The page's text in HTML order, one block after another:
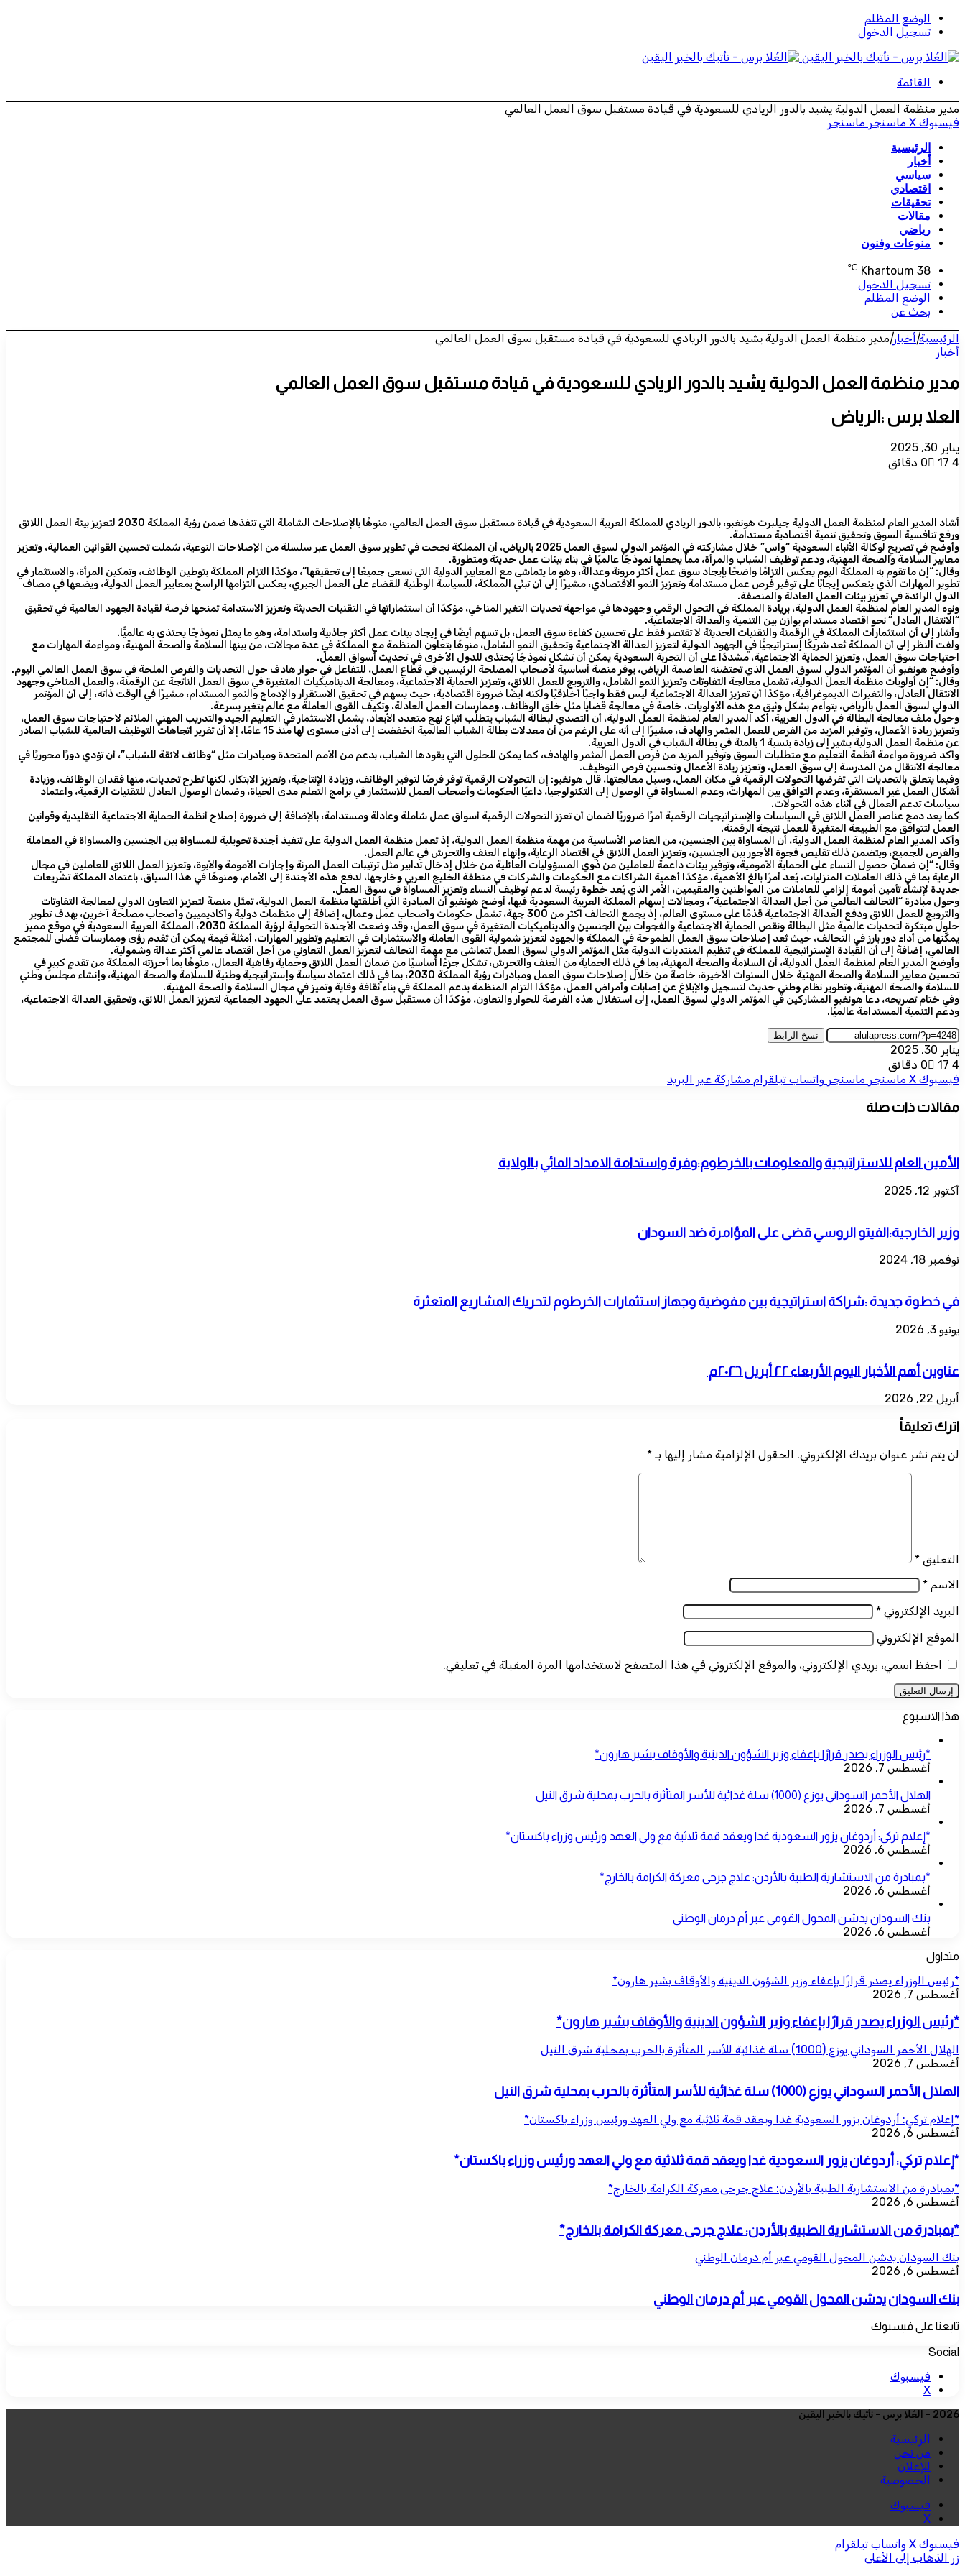
الوضع المظلم
تسجيل الدخول
القائمة
مدير منظمة العمل الدولية يشيد بالدور الريادي للسعودية في قيادة مستقبل سوق العمل العالمي
فيسبوك ‫X ماسنجر ماسنجر
الرئيسية
أخبار
سياسي
اقتصادي
تحقيقات
مقالات
رياضي
منوعات وفنون
Khartoum 38
℃
تسجيل الدخول
الوضع المظلم
بحث عن
الرئيسية|أخبار|مدير منظمة العمل الدولية يشيد بالدور الريادي للسعودية في قيادة مستقبل سوق العمل العالمي
أخبار
مدير منظمة العمل الدولية يشيد بالدور الريادي للسعودية في قيادة مستقبل سوق العمل العالمي
العلا برس :الرياض
يناير 30, 2025
0
17 4 دقائق
أشاد المدير العام لمنظمة العمل الدولية جيلبرت هونغبو، بالدور الريادي للمملكة العربية السعودية في قيادة مستقبل سوق العمل العالمي، منوهًا بالإصلاحات الشاملة التي تنفذها ضمن رؤية المملكة 2030 لتعزيز بيئة العمل اللائق
ورفع تنافسية السوق وتحقيق تنمية اقتصادية مستدامة.
وأوضح في تصريحٍ لوكالة الأنباء السعودية “واس” خلال مشاركته في المؤتمر الدولي لسوق العمل 2025 بالرياض، أن المملكة نجحت في تطوير سوق العمل عبر سلسلة من الإصلاحات النوعية، شملت تحسين القوانين العمالية، وتعزيز
معايير السلامة والصحة المهنية، ودعم توظيف الشباب والمرأة، مما يجعلها نموذجًا عالميًا في بناء بيئات عمل حديثة ومتطورة.
وقال: “إن ما تقوم به المملكة اليوم يعكس التزامًا واضحًا بإيجاد سوق عمل أكثر مرونة وعدالة، وهو ما يتماشى مع المعايير الدولية التي نسعى جميعًا إلى تحقيقها”، مؤكدًا التزام المملكة بتوطين الوظائف، وتمكين المرأة، والاستثمار في
تطوير المهارات الذي ينعكس إيجابًا على توفير فرص عمل مستدامة وتعزيز النمو الاقتصادي، مشيرًا إلى أن تبنّي المملكة، للسياسة الوطنية للقضاء على العمل الجبري، يعكس التزامها الراسخ بمعايير العمل الدولية، ويضعها في مصاف
الدول الرائدة في تعزيز بيئات العمل العادلة والمنصفة.
ونوه المدير العام لمنظمة العمل الدولية، بريادة المملكة في التحول الرقمي وجهودها في مواجهة تحديات التغير المناخي، مؤكدًا أن استثماراتها في التقنيات الحديثة وتعزيز الاستدامة تمنحها فرصة لقيادة الجهود العالمية في تحقيق
“الانتقال العادل” نحو اقتصاد مستدام يوازن بين التنمية والعدالة الاجتماعية.
وأشار إلى أن استثمارات المملكة في الرقمنة والتقنيات الحديثة لا تقتصر فقط على تحسين كفاءة سوق العمل، بل تسهم أيضًا في إيجاد بيئات عمل أكثر جاذبية واستدامة، وهو ما يمثل نموذجًا يحتذى به عالميًّا.
ولفت النظر إلى أن المملكة تُعد شريكًا إستراتيجيًّا في الجهود الدولية لتعزيز العدالة الاجتماعية وتحقيق النمو الشامل، منوهًا بتعاون المنظمة مع المملكة في عدة مجالات، من بينها السلامة والصحة المهنية، ومواءمة المهارات مع
احتياجات سوق العمل، وتعزيز الحماية الاجتماعية، مشددًا على أن التجربة السعودية يمكن أن تشكل نموذجًا يُحتذى للدول الأخرى في تحديث أسواق العمل.
وأوضح هونغبو أن المؤتمر الدولي لسوق العمل الذي تحتضنه العاصمة الرياض، يوفر منصة أساسية لأصحاب المصلحة الرئيسين في قطاع العمل، للتفاعل في حوار هادف حول التحديات والفرص الملحة في سوق العمل العالمي اليوم.
وقال: “إن أولويات منظمة العمل الدولية، تشمل معالجة التفاوتات وتعزيز النمو الشامل، والترويج للعمل اللائق، وتعزيز الحماية الاجتماعية، ومعالجة الديناميكيات المتغيرة في سوق العمل الناتجة عن الرقمنة، والعمل المناخي وجهود
الانتقال العادل، والتغيرات الديموغرافية، مؤكدًا أن تعزيز العدالة الاجتماعية ليس فقط واجبًا أخلاقيًا ولكنه أيضًا ضرورة اقتصادية، حيث يسهم في تحقيق الاستقرار والإدماج والنمو المستدام، مشيرًا في الوقت ذاته، إلى أن المؤتمر
الدولي لسوق العمل بالرياض، يتواءم بشكل وثيق مع هذه الأولويات، خاصة في معالجة قضايا مثل خلق الوظائف، وممارسات العمل العادلة، وتكيف القوى العاملة مع عالم يتغير بسرعة.
وحول ملف معالجة البطالة في الدول العربية، أكد المدير العام لمنظمة العمل الدولية، أن التصدي لبطالة الشباب يتطلّب اتباع نهج متعدد الأبعاد، يشمل الاستثمار في التعليم الجيد والتدريب المهني الملائم لاحتياجات سوق العمل،
وتعزيز ريادة الأعمال، وتوفير المزيد من الفرص للعمل المثمر والهادف، مشيرًا إلى أنه على الرغم من أن معدلات بطالة الشباب العالمية انخفضت إلى أدنى مستوى لها منذ 15 عامًا، إلا أن تقرير اتجاهات التوظيف العالمية للشباب الصادر
عن منظمة العمل الدولية يشير إلى زيادة بنسبة 1 بالمئة في بطالة الشباب في الدول العربية.
وأكد ضرورة مواءمة أنظمة التعليم مع متطلبات السوق وتوفير المزيد من فرص العمل المثمر والهادف، كما يمكن للحلول التي يقودها الشباب، بدعم من الأمم المتحدة ومبادرات مثل “وظائف لائقة للشباب”، أن تؤدي دورًا محوريًا في
معالجة الانتقال من المدرسة إلى سوق العمل، وتعزيز ريادة الأعمال وتحسين فرص التوظيف.
وفيما يتعلق بالتحديات التي تفرضها التحولات الرقمية في مكان العمل، وسبل معالجتها، قال هونغبو: إن التحولات الرقمية توفر فرصًا لتوفير الوظائف، وزيادة الإنتاجية، وتعزيز الابتكار، لكنها تطرح تحديات، منها فقدان الوظائف، وزيادة
أشكال العمل غير المستقرة، وعدم التوافق بين المهارات، وعدم المساواة في الوصول إلى التكنولوجيا، داعيًا الحكومات وأصحاب العمل للاستثمار في برامج التعلم مدى الحياة، وضمان الوصول العادل للتقنيات الرقمية، واعتماد
سياسات تدعم العمال في أثناء هذه التحولات.
كما يعد دمج عناصر العمل اللائق في السياسات والإستراتيجيات الرقمية أمرًا ضروريًا لضمان أن تعزز التحولات الرقمية أسواق عمل شاملة وعادلة ومستدامة، بالإضافة إلى ضرورة إصلاح أنظمة الحماية الاجتماعية التقليدية وقوانين
العمل لتتوافق مع الطبيعة المتغيرة للعمل نتيجة الرقمنة.
وأكد المدير العام لمنظمة العمل الدولية، أن المساواة بين الجنسين، من العناصر الأساسية من مهمة منظمة العمل الدولية، إذ تعمل منظمة العمل الدولية على تنفيذ أجندة تحويلية للمساواة بين الجنسين والمساواة في المعاملة
والفرص للجميع، ويتضمن ذلك تقليص فجوة الأجور بين الجنسين، وتعزيز العمل اللائق في اقتصاد الرعاية، وإنهاء العنف والتحرش في عالم العمل.
وقال: “إن ضمان حصول النساء على الحماية الأمومية، وتوفير بيئات داعمة للعاملين من ذوي المسؤوليات العائلية من خلال إدخال تدابير مثل ترتيبات العمل المرنة وإجازات الأمومة والأبوة، وتعزيز العمل اللائق للعاملين في مجال
الرعاية بما في ذلك العاملات المنزليات، يُعد أمرًا بالغ الأهمية، مؤكدًا أهمية الشراكات مع الحكومات والشركات في منطقة الخليج العربي وخارجها، لدفع هذه الأجندة إلى الأمام، ومنوهًا في هذا السياق، باعتماد المملكة تشريعات
جديدة لإنشاء تأمين أمومة إلزامي للعاملات من المواطنين والمقيمين، الأمر الذي يُعد خطوة رئيسة لدعم توظيف النساء وتعزيز المساواة في سوق العمل.
وحول مبادرة “التحالف العالمي من أجل العدالة الاجتماعية”، ومجالات إسهام المملكة العربية السعودية فيها، أوضح هونغبو أن المبادرة التي أطلقتها منظمة العمل الدولية، تمثّل منصةً لتعزيز التعاون الدولي لمعالجة التفاوتات
والترويج للعمل اللائق ودفع العدالة الاجتماعية قُدُمًا على مستوى العالم، إذ يجمع التحالف أكثر من 300 جهة، تشمل حكومات وأصحاب عمل وعمال، إضافة إلى منظمات دولية وأكاديميين وأصحاب مصلحة آخرين، بهدف تطوير
حلول مبتكرة لتحديات عالمية مثل البطالة ونقص الحماية الاجتماعية والفجوات بين الجنسين والديناميكيات المتغيرة في سوق العمل، وقد وضعت الأجندة التحولية لرؤية المملكة 2030، المملكة العربية السعودية في موقع مميز
يمكّنها من أداء دور بارز في التحالف، حيث تُعد إصلاحات سوق العمل الطموحة في المملكة والجهود لتعزيز شمولية القوى العاملة والاستثمارات في التعليم وتطوير المهارات، أمثلةً قيمة يمكن أن تُقدم رؤى وممارسات فضلى للمجتمع
العالمي، إضافةً إلى أن القيادة الإستراتيجية للمملكة في تنظيم المنتديات الدولية مثل المؤتمر الدولي لسوق العمل تتماشى مع مهمة التحالف لتعزيز العمل التعاوني من أجل اقتصاد عالمي أكثر عدالة وشمولية.
وأوضح المدير العام لمنظمة العمل الدولية، أن السلامة والصحة المهنية، بما في ذلك الحماية من العنف والتحرش، تشكل جزءًا أساسيًا من ضمان العمل اللائق وحماية رفاهية العمال، منوهًا بما أحرزته المملكة من تقدمٍ كبيرٍ في
تحسين معايير السلامة والصحة المهنية خلال السنوات الأخيرة، خاصةً من خلال إصلاحات سوق العمل ومبادرات رؤية المملكة 2030، بما في ذلك اعتماد سياسة وإستراتيجية وطنية للسلامة والصحة المهنية، وإنشاء مجلس وطني
للسلامة والصحة المهنية، وتطوير نظام وطني حديث لتسجيل والإبلاغ عن إصابات وأمراض العمل، مؤكدًا التزام المنظمة بدعم المملكة في بناء ثقافة وقاية وتميز في مجال السلامة والصحة المهنية.
وفي ختام تصريحه، دعا هونغبو المشاركين في المؤتمر الدولي لسوق العمل، إلى استغلال هذه الفرصة للحوار والتعاون، مؤكدًا أن مستقبل سوق العمل يعتمد على الجهود الجماعية لتعزيز العمل اللائق، وتحقيق العدالة الاجتماعية،
ودعم التنمية المستدامة عالميًا.
نسخ الرابط
يناير 30, 2025
0
17 4 دقائق
فيسبوك ‫X ماسنجر ماسنجر واتساب تيلقرام مشاركة عبر البريد
مقالات ذات صلة
الأمين العام للاستراتيجية والمعلومات بالخرطوم:وفرة واستدامة الامداد المائي بالولاية
أكتوبر 12, 2025
وزير الخارجية:الفيتو الروسي قضى على المؤامرة ضد السودان
نوفمبر 18, 2024
في خطوة جديدة :شراكة استراتيجية بين مفوضية وجهاز استثمارات الخرطوم لتحريك المشاريع المتعثرة
يونيو 3, 2026
عناوين أهم الأخبار اليوم الأربعاء ٢٢ أبريل ٢٠٢٦م ​
أبريل 22, 2026
اترك تعليقاً
لن يتم نشر عنوان بريدك الإلكتروني. الحقول الإلزامية مشار إليها بـ *
التعليق *
الاسم *
البريد الإلكتروني *
الموقع الإلكتروني
احفظ اسمي، بريدي الإلكتروني، والموقع الإلكتروني في هذا المتصفح لاستخدامها المرة المقبلة في تعليقي.
هذا الاسبوع
*رئيس الوزراء يصدر قرارًا بإعفاء وزير الشؤون الدينية والأوقاف بشير هارون*
أغسطس 7, 2026
الهلال الأحمر السوداني يوزع (1000) سلة غذائية للأسر المتأثرة بالحرب بمحلية شرق النيل
أغسطس 7, 2026
*إعلام تركي: أردوغان يزور السعودية غدا ويعقد قمة ثلاثية مع ولي العهد ورئيس وزراء باكستان*
أغسطس 6, 2026
*بمبادرة من الاستشارية الطبية بالأردن: علاج جرحى معركة الكرامة بالخارج*
أغسطس 6, 2026
بنك السودان يدشن المحول القومي عبر أم درمان الوطني
أغسطس 6, 2026
متداول
*رئيس الوزراء يصدر قرارًا بإعفاء وزير الشؤون الدينية والأوقاف بشير هارون*
أغسطس 7, 2026
*رئيس الوزراء يصدر قرارًا بإعفاء وزير الشؤون الدينية والأوقاف بشير هارون*
الهلال الأحمر السوداني يوزع (1000) سلة غذائية للأسر المتأثرة بالحرب بمحلية شرق النيل
أغسطس 7, 2026
الهلال الأحمر السوداني يوزع (1000) سلة غذائية للأسر المتأثرة بالحرب بمحلية شرق النيل
*إعلام تركي: أردوغان يزور السعودية غدا ويعقد قمة ثلاثية مع ولي العهد ورئيس وزراء باكستان*
أغسطس 6, 2026
*إعلام تركي: أردوغان يزور السعودية غدا ويعقد قمة ثلاثية مع ولي العهد ورئيس وزراء باكستان*
*بمبادرة من الاستشارية الطبية بالأردن: علاج جرحى معركة الكرامة بالخارج*
أغسطس 6, 2026
*بمبادرة من الاستشارية الطبية بالأردن: علاج جرحى معركة الكرامة بالخارج*
بنك السودان يدشن المحول القومي عبر أم درمان الوطني
أغسطس 6, 2026
بنك السودان يدشن المحول القومي عبر أم درمان الوطني
تابعنا على فيسبوك
Social
فيسبوك
‫X
2026 - العُلا برس - نأتيك بالخبر اليقين
الرئيسية
من نحن
للإعلان
الخصوصية
فيسبوك
‫X
فيسبوك ‫X واتساب تيلقرام
زر الذهاب إلى الأعلى